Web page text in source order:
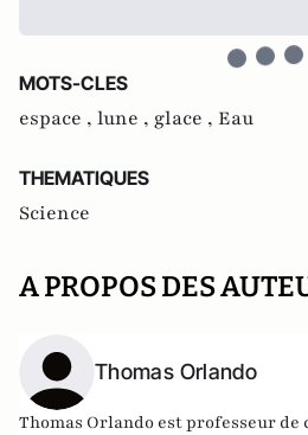
MOTS-CLES
espace , lune , glace , Eau
THEMATIQUES
Science
A PROPOS DES
Thomas Orlando
Thomas Orlando est professeur